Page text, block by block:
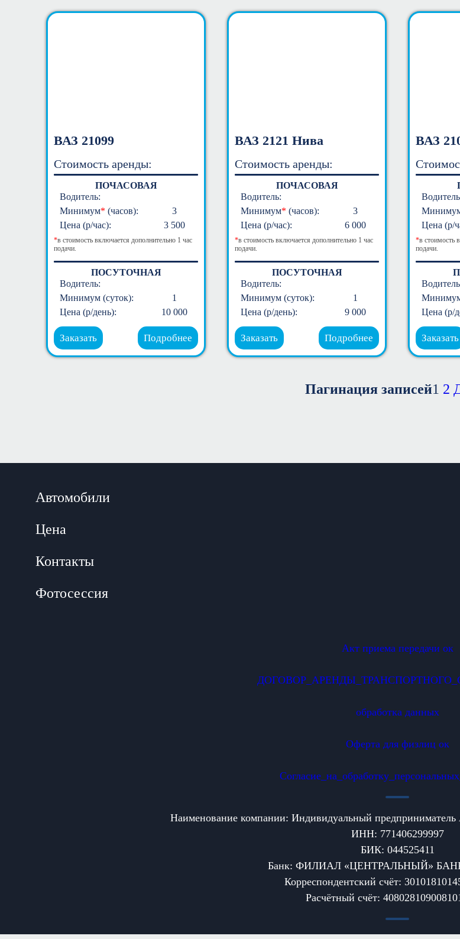
ВАЗ 21099
Стоимость аренды:
ПОЧАСОВАЯ
Водитель:
Минимум* (часов):
3
Цена (р/час):
3 500
*в стоимость включается дополнительно 1 час
подачи.
ПОСУТОЧНАЯ
Водитель:
Минимум (суток):
1
Цена (р/день):
10 000
Заказать Подробнее
ВАЗ 2121 Нива
Стоимость аренды:
ПОЧАСОВАЯ
Водитель:
Минимум* (часов):
3
Цена (р/час):
6 000
*в стоимость включается дополнительно 1 час
подачи.
ПОСУТОЧНАЯ
Водитель:
Минимум (суток):
1
Цена (р/день):
9 000
Заказать Подробнее
ВАЗ
Цена (р/
*в стоимость
подачи.
Цена (р/
Заказать
Пагинация записей1 2
Автомобили
Цена
Контакты
Фотосессия
Акт приема передачи ок
обработка данных
Оферта для физлиц ок
Наименование компании: Индивидуальный
ИНН: 771406299997
БИК: 044525411
Банк: ФИЛИАЛ «ЦЕНТРАЛЬНЫЙ»
Корреспондентский счёт:
Расчётный счёт: